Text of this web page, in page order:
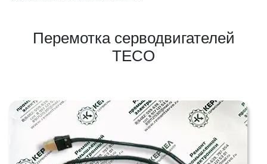
Перемотка серводвигателей
TECO